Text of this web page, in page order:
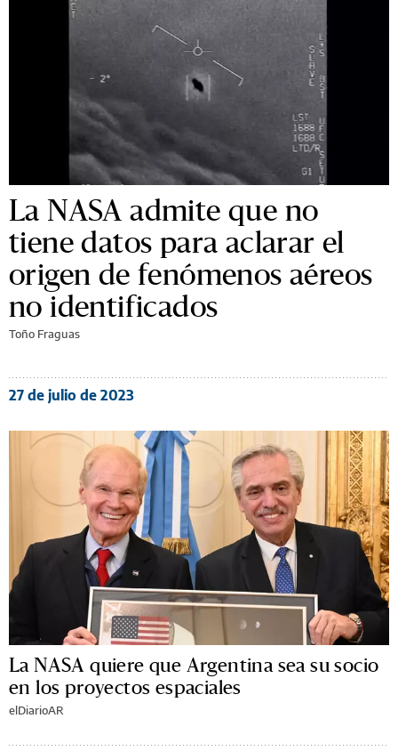
La NASA admite que no
tiene datos para aclarar el
origen de fenómenos aéreos
no identificados
Toño Fraguas
27 de julio de 2023
La NASA quiere que Argentina sea su socio
en los proyectos espaciales
elDiarioAR